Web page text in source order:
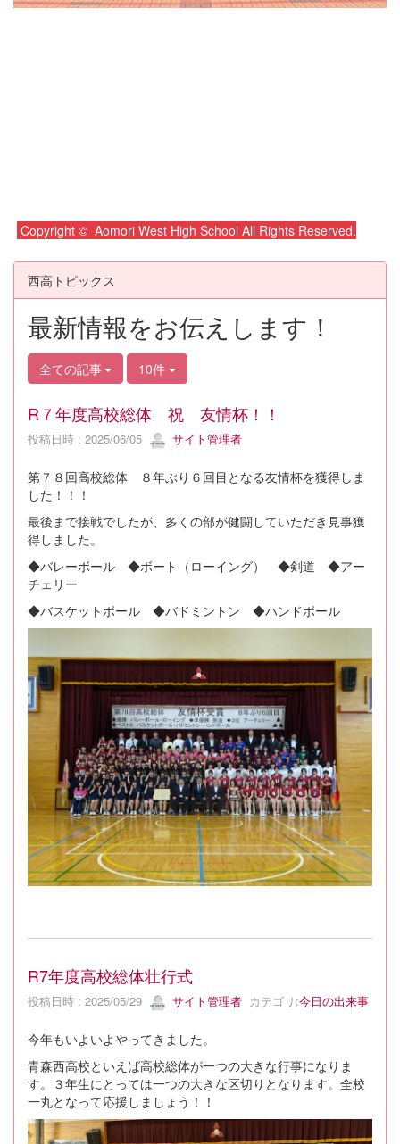
Copyright © Aomori West High School All Rights Reserved.
西高トピックス
最新情報をお伝えします！
全ての記事 10件
R７年度高校総体 祝 友情杯！！
投稿日時 : 2025/06/05 サイト管理者
第７８回高校総体 ８年ぶり６回目となる友情杯を獲得しま
した！！！
最後まで接戦でしたが、多くの部が健闘していただき見事獲
得しました。
◆バレーボール ◆ボート（ローイング） ◆剣道 ◆アー
チェリー
◆バスケットボール ◆バドミントン ◆ハンドボール
R7年度高校総体壮行式
投稿日時 : 2025/05/29 サイト管理者 カテゴリ:今日の出来事
今年もいよいよやってきました。
青森西高校といえば高校総体が一つの大きな行事になりま
す。３年生にとっては一つの大きな区切りとなります。全校
一丸となって応援しましょう！！